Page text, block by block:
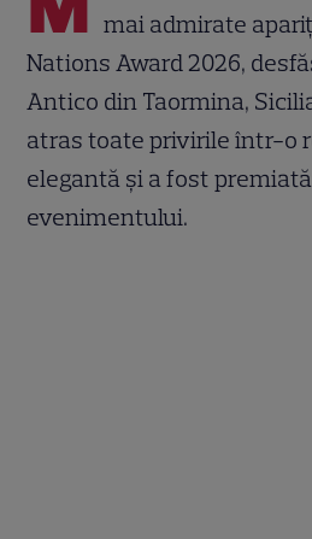
mai admirate
Nations Award 2026,
Antico din Taormina,
atras toate privirile într-o
elegantă și a fost
evenimentului.